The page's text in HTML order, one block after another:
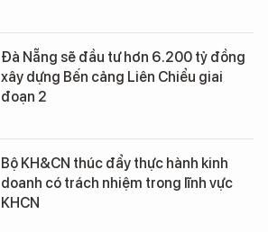
Đà Nẵng sẽ đầu tư hơn 6.200 tỷ đồng
xây dựng Bến cảng Liên Chiểu giai
đoạn 2
Bộ KH&CN thúc đẩy thực hành kinh
doanh có trách nhiệm trong lĩnh vực
KHCN